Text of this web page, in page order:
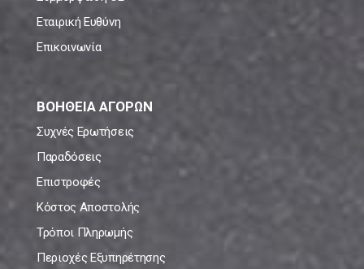
Εταιρική Ευθύνη
Επικοινωνία
ΒΟΗΘΕΙΑ ΑΓΟΡΩΝ
Συχνές Ερωτήσεις
Παραδόσεις
Επιστροφές
Κόστος Αποστολής
Τρόποι Πληρωμής
Περιοχές Εξυπηρέτησης